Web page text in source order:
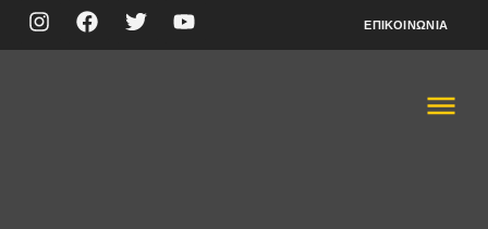
ΕΠΙΚΟΙΝΩΝΊΑ